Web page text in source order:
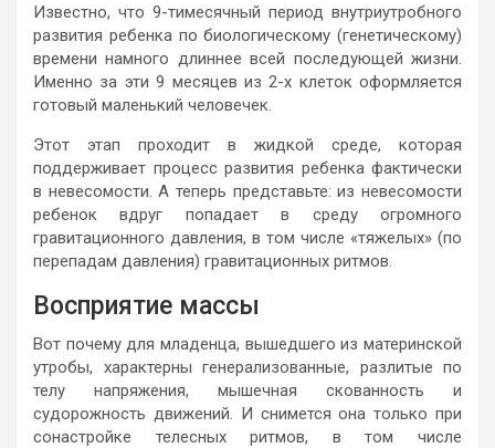
Известно, что 9-тимесячный период внутриутробного
развития ребенка по биологическому (генетическому)
времени намного длиннее всей последующей жизни.
Именно за эти 9 месяцев из 2-х клеток оформляется
готовый маленький человечек.
Этот этап проходит в жидкой среде, которая
поддерживает процесс развития ребенка фактически
в невесомости. А теперь представьте: из невесомости
ребенок вдруг попадает в среду огромного
гравитационного давления, в том числе «тяжелых» (по
перепадам давления) гравитационных ритмов.
Восприятие массы
Вот почему для младенца, вышедшего из материнской
утробы, характерны генерализованные, разлитые по
телу напряжения, мышечная скованность и
судорожность движений. И снимется она только при
сонастройке телесных ритмов, в том числе